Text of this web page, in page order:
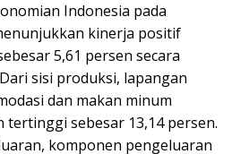
Indonesia pada
kinerja positif
5,61 persen secara
sisi produksi, lapangan
dan makan minum
sebesar 13,14 persen.
komponen pengeluaran